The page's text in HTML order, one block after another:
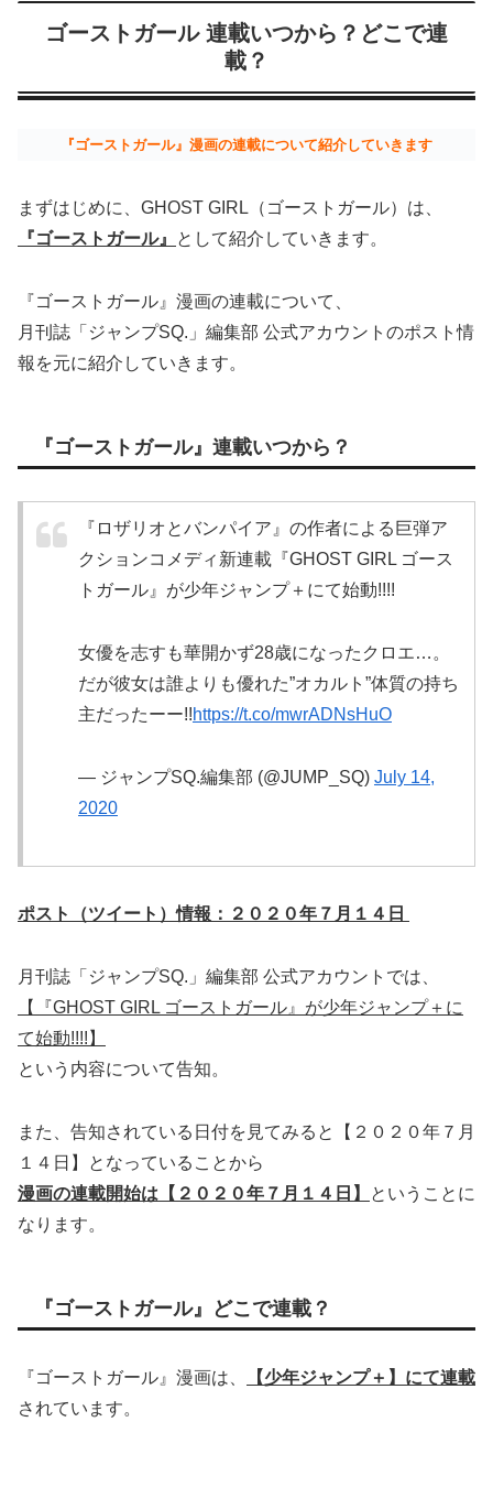
ゴーストガール 連載いつから？どこで連
載？
『ゴーストガール』漫画の連載について紹介していきます
まずはじめに、GHOST GIRL（ゴーストガール）は、
『ゴーストガール』
として紹介していきます。
『ゴーストガール』漫画の連載について、
月刊誌「ジャンプSQ.」編集部 公式アカウントのポスト情
報を元に紹介していきます。
『ゴーストガール』連載いつから？
『ロザリオとバンパイア』の作者による巨弾ア
クションコメディ新連載『GHOST GIRL ゴース
トガール』が少年ジャンプ＋にて始動!!!!
女優を志すも華開かず28歳になったクロエ…。
だが彼女は誰よりも優れた”オカルト”体質の持ち
主だったーー!!https://t.co/mwrADNsHuO
— ジャンプSQ.編集部 (@JUMP_SQ) July 14,
2020
ポスト（ツイート）情報：２０２０年７月１４日
月刊誌「ジャンプSQ.」編集部 公式アカウントでは、
【『GHOST GIRL ゴーストガール』が少年ジャンプ＋に
て始動!!!!】
という内容について告知。
また、告知されている日付を見てみると【２０２０年７月
１４日】となっていることから
漫画の連載開始は【２０２０年７月１４日】
ということに
なります。
『ゴーストガール』どこで連載？
『ゴーストガール』漫画は、
【少年ジャンプ＋】にて連載
されています。